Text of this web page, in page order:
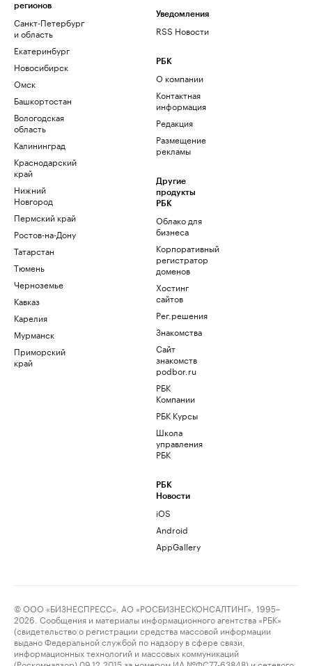
регионов
Санкт-Петербург
и область
Екатеринбург
Новосибирск
Омск
Башкортостан
Вологодская
область
Калининград
Краснодарский
край
Нижний
Новгород
Пермский край
Ростов-на-Дону
Татарстан
Тюмень
Черноземье
Кавказ
Карелия
Мурманск
Приморский
край
Уведомления
RSS Новости
РБК
О компании
Контактная
информация
Редакция
Размещение
рекламы
Другие
продукты
РБК
Облако для
бизнеса
Корпоративный
регистратор
доменов
Хостинг
сайтов
Рег.решения
Знакомства
Сайт
знакомств
podbor.ru
РБК
Компании
РБК Курсы
Школа
управления
РБК
РБК
Новости
iOS
Android
AppGallery
© ООО «БИЗНЕСПРЕСС», АО «РОСБИЗНЕСКОНСАЛТИНГ», 1995–
2026. Сообщения и материалы информационного агентства «РБК»
(свидетельство о регистрации средства массовой информации
выдано Федеральной службой по надзору в сфере связи,
информационных технологий и массовых коммуникаций